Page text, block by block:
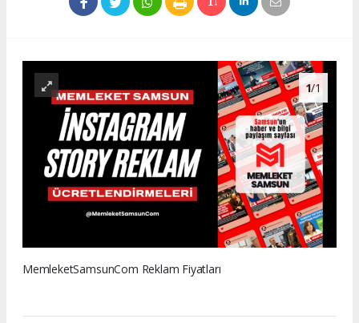
1/1
MemleketSamsunCom Reklam Fiyatları